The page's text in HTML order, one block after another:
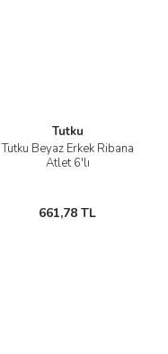
Tutku
Tutku Beyaz Erkek Ribana
Atlet 6'lı
661,78 TL